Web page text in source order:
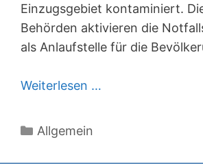
Einzugsgebiet kontaminiert.
Behörden aktivieren die
als Anlaufstelle für die
Weiterlesen …
Kategorien
Allgemein